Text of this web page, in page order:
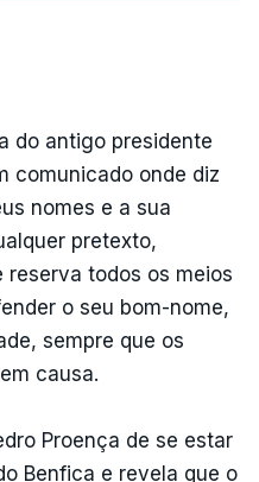
do antigo presidente
comunicado onde diz
nomes e a sua
pretexto,
todos os meios
o seu bom-nome,
sempre que os
causa.
Proença de se estar
Benfica e revela que o